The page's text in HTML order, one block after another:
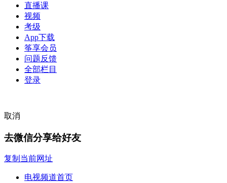
直播课
视频
考级
App下载
筝享会员
问题反馈
全部栏目
登录
取消
去微信分享给好友
复制当前网址
电视频道首页